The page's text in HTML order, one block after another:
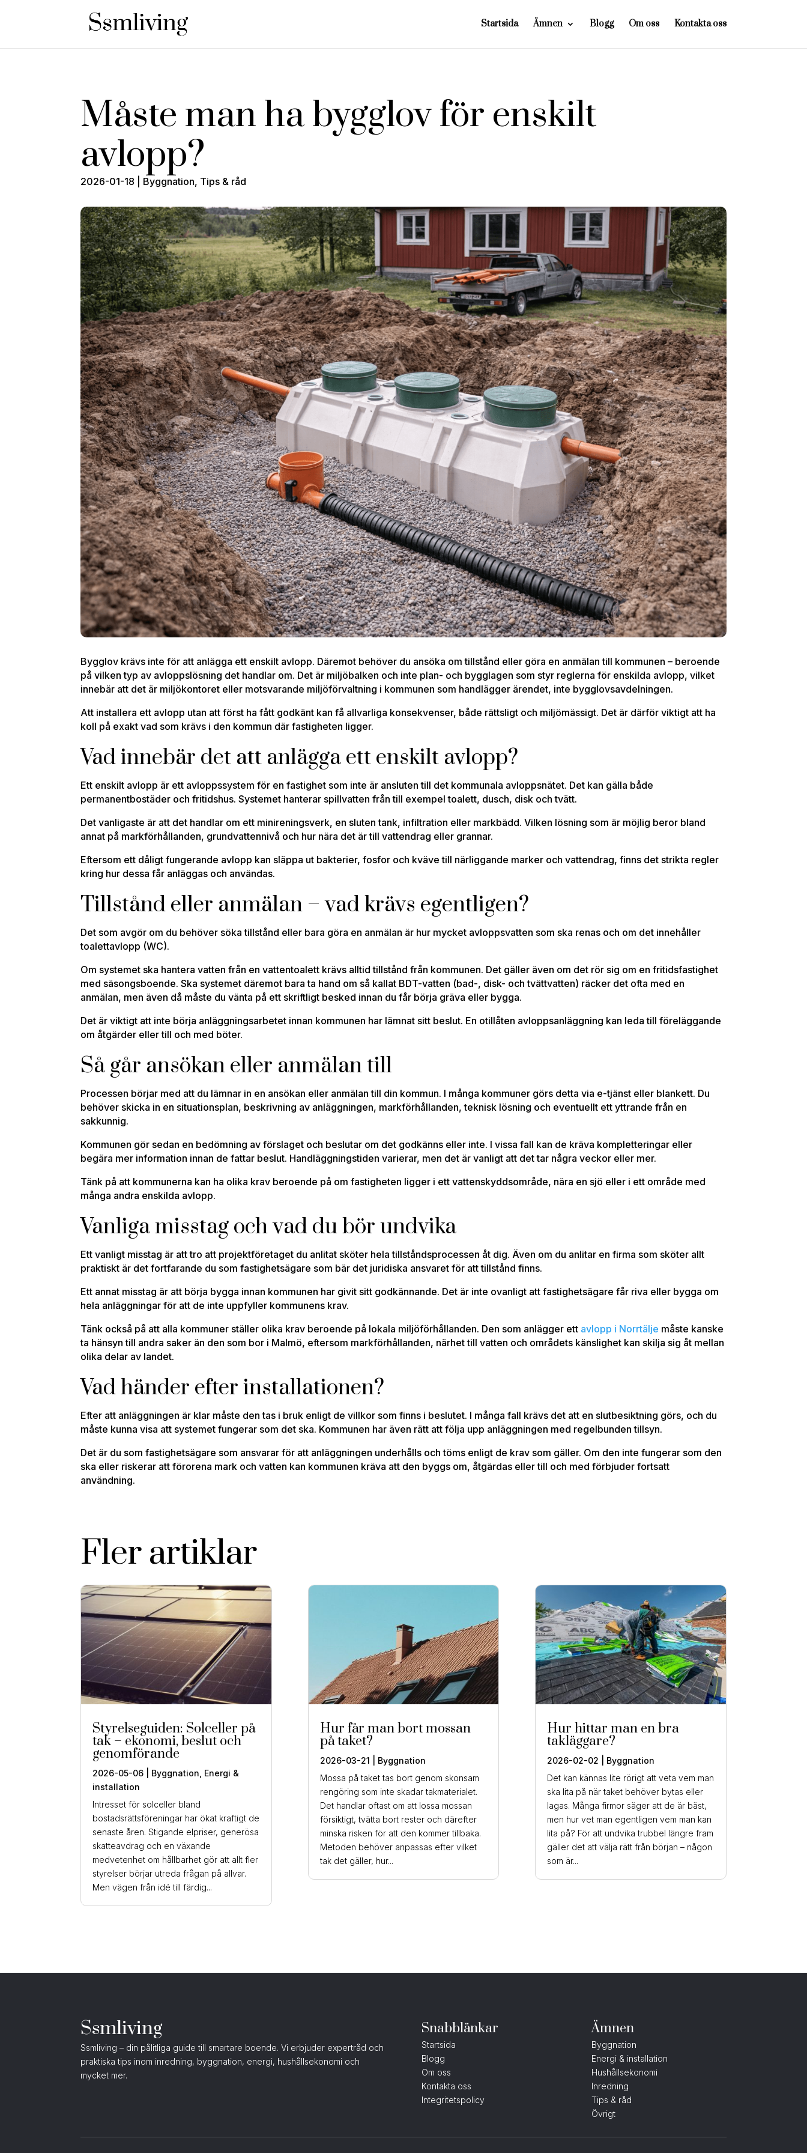
Startsida Ämnen Blogg Om oss Kontakta oss
Måste man ha bygglov för enskilt
avlopp?
2026-01-18 Byggnation, Tips & råd
Bygglov krävs inte för att anlägga ett enskilt avlopp. Däremot behöver du ansöka om tillstånd eller göra en anmälan till kommunen – beroende
på vilken typ av avloppslösning det handlar om. Det är miljöbalken och inte plan- och bygglagen som styr reglerna för enskilda avlopp, vilket
innebär att det är miljökontoret eller motsvarande miljöförvaltning i kommunen som handlägger ärendet, inte bygglovsavdelningen.
Att installera ett avlopp utan att först ha fått godkänt kan få allvarliga konsekvenser, både rättsligt och miljömässigt. Det är därför viktigt att ha
koll på exakt vad som krävs i den kommun där fastigheten ligger.
Vad innebär det att anlägga ett enskilt avlopp?
Ett enskilt avlopp är ett avloppssystem för en fastighet som inte är ansluten till det kommunala avloppsnätet. Det kan gälla både
permanentbostäder och fritidshus. Systemet hanterar spillvatten från till exempel toalett, dusch, disk och tvätt.
Det vanligaste är att det handlar om ett minireningsverk, en sluten tank, infiltration eller markbädd. Vilken lösning som är möjlig beror bland
annat på markförhållanden, grundvattennivå och hur nära det är till vattendrag eller grannar.
Eftersom ett dåligt fungerande avlopp kan släppa ut bakterier, fosfor och kväve till närliggande marker och vattendrag, finns det strikta regler
kring hur dessa får anläggas och användas.
Tillstånd eller anmälan – vad krävs egentligen?
Det som avgör om du behöver söka tillstånd eller bara göra en anmälan är hur mycket avloppsvatten som ska renas och om det innehåller
toalettavlopp (WC).
Om systemet ska hantera vatten från en vattentoalett krävs alltid tillstånd från kommunen. Det gäller även om det rör sig om en fritidsfastighet
med säsongsboende. Ska systemet däremot bara ta hand om så kallat BDT-vatten (bad-, disk- och tvättvatten) räcker det ofta med en
anmälan, men även då måste du vänta på ett skriftligt besked innan du får börja gräva eller bygga.
Det är viktigt att inte börja anläggningsarbetet innan kommunen har lämnat sitt beslut. En otillåten avloppsanläggning kan leda till föreläggande
om åtgärder eller till och med böter.
Så går ansökan eller anmälan till
Processen börjar med att du lämnar in en ansökan eller anmälan till din kommun. I många kommuner görs detta via e-tjänst eller blankett. Du
behöver skicka in en situationsplan, beskrivning av anläggningen, markförhållanden, teknisk lösning och eventuellt ett yttrande från en
sakkunnig.
Kommunen gör sedan en bedömning av förslaget och beslutar om det godkänns eller inte. I vissa fall kan de kräva kompletteringar eller
begära mer information innan de fattar beslut. Handläggningstiden varierar, men det är vanligt att det tar några veckor eller mer.
Tänk på att kommunerna kan ha olika krav beroende på om fastigheten ligger i ett vattenskyddsområde, nära en sjö eller i ett område med
många andra enskilda avlopp.
Vanliga misstag och vad du bör undvika
Ett vanligt misstag är att tro att projektföretaget du anlitat sköter hela tillståndsprocessen åt dig. Även om du anlitar en firma som sköter allt
praktiskt är det fortfarande du som fastighetsägare som bär det juridiska ansvaret för att tillstånd finns.
Ett annat misstag är att börja bygga innan kommunen har givit sitt godkännande. Det är inte ovanligt att fastighetsägare får riva eller bygga om
hela anläggningar för att de inte uppfyller kommunens krav.
Tänk också på att alla kommuner ställer olika krav beroende på lokala miljöförhållanden. Den som anlägger ett avlopp i Norrtälje måste kanske
ta hänsyn till andra saker än den som bor i Malmö, eftersom markförhållanden, närhet till vatten och områdets känslighet kan skilja sig åt mellan
olika delar av landet.
Vad händer efter installationen?
Efter att anläggningen är klar måste den tas i bruk enligt de villkor som finns i beslutet. I många fall krävs det att en slutbesiktning görs, och du
måste kunna visa att systemet fungerar som det ska. Kommunen har även rätt att följa upp anläggningen med regelbunden tillsyn.
Det är du som fastighetsägare som ansvarar för att anläggningen underhålls och töms enligt de krav som gäller. Om den inte fungerar som den
ska eller riskerar att förorena mark och vatten kan kommunen kräva att den byggs om, åtgärdas eller till och med förbjuder fortsatt
användning.
Fler artiklar
Styrelseguiden: Solceller på
tak – ekonomi, beslut och
genomförande
2026-05-06 Byggnation, Energi &
installation
Intresset för solceller bland
bostadsrättsföreningar har ökat kraftigt de
senaste åren. Stigande elpriser, generösa
skatteavdrag och en växande
medvetenhet om hållbarhet gör att allt fler
styrelser börjar utreda frågan på allvar.
Men vägen från idé till färdig...
Hur får man bort mossan
på taket?
2026-03-21
Byggnation
Mossa på taket tas bort genom skonsam
rengöring som inte skadar takmaterialet.
Det handlar oftast om att lossa mossan
försiktigt, tvätta bort rester och därefter
minska risken för att den kommer tillbaka.
Metoden behöver anpassas efter vilket
tak det gäller, hur...
Hur hittar man en bra
takläggare?
2026-02-02
Byggnation
Det kan kännas lite rörigt att veta vem man
ska lita på när taket behöver bytas eller
lagas. Många firmor säger att de är bäst,
men hur vet man egentligen vem man kan
lita på? För att undvika trubbel längre fram
gäller det att välja rätt från början – någon
som är...
Ssmliving
Ssmliving – din pålitliga guide till smartare boende. Vi erbjuder expertråd och
praktiska tips inom inredning, byggnation, energi, hushållsekonomi och
mycket mer.
Snabblänkar
Startsida
Blogg
Om oss
Kontakta oss
Integritetspolicy
Ämnen
Byggnation
Energi & installation
Hushållsekonomi
Inredning
Tips & råd
Övrigt